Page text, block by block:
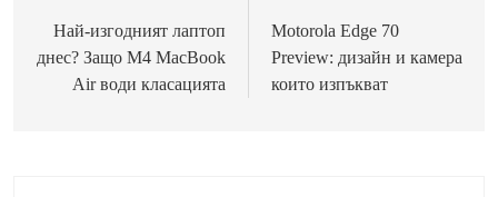
Най-изгодният лаптоп
днес? Защо M4 MacBook
Air води класацията
Motorola Edge 70
Preview: дизайн и камера
които изпъкват